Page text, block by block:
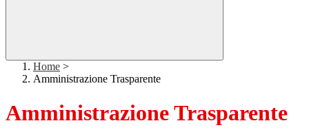
Home >
Amministrazione Trasparente
Amministrazione Trasparente